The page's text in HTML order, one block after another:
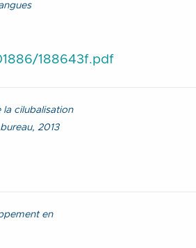
188643f.pdf
cilubalisation
2013
en